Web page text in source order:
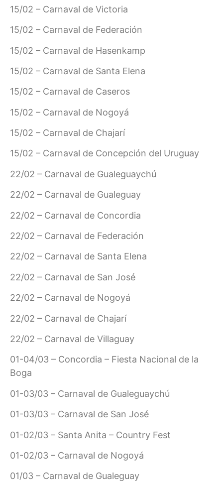
15/02 – Carnaval de Victoria
15/02 – Carnaval de Federación
15/02 – Carnaval de Hasenkamp
15/02 – Carnaval de Santa Elena
15/02 – Carnaval de Caseros
15/02 – Carnaval de Nogoyá
15/02 – Carnaval de Chajarí
15/02 – Carnaval de Concepción del Uruguay
22/02 – Carnaval de Gualeguaychú
22/02 – Carnaval de Gualeguay
22/02 – Carnaval de Concordia
22/02 – Carnaval de Federación
22/02 – Carnaval de Santa Elena
22/02 – Carnaval de San José
22/02 – Carnaval de Nogoyá
22/02 – Carnaval de Chajarí
22/02 – Carnaval de Villaguay
01-04/03 – Concordia – Fiesta Nacional de la
Boga
01-03/03 – Carnaval de Gualeguaychú
01-03/03 – Carnaval de San José
01-02/03 – Santa Anita – Country Fest
01-02/03 – Carnaval de Nogoyá
01/03 – Carnaval de Gualeguay